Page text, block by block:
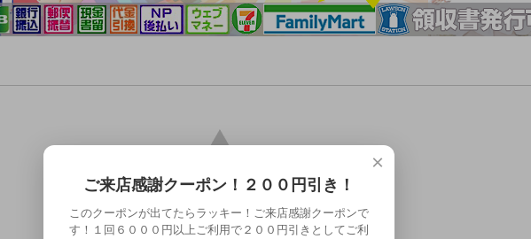
×
ご来店感謝クーポン！２００円引き！
このクーポンが出てたらラッキー！ご来店感謝クーポンで
す！１回６０００円以上ご利用で２００円引きとしてご利